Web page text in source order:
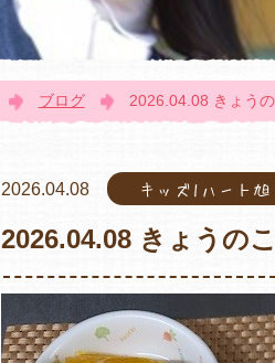
ブログ 2026.04.08 きょう
2026.04.08 キッズ1ハート
2026.04.08 きょうの